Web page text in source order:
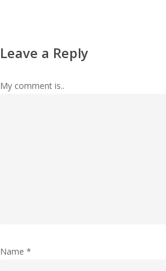
Leave a Reply
My comment is..
Name *